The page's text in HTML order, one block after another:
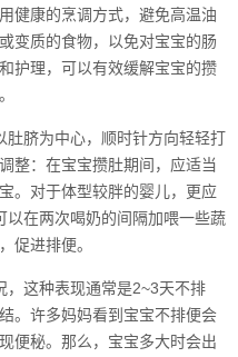
健康的烹调方式，避免高温油
变质的食物，以免对宝宝的肠
护理，可以有效缓解宝宝的攒
脐为中心，顺时针方向轻轻打
整：在宝宝攒肚期间，应适当
。对于体型较胖的婴儿，更应
在两次喝奶的间隔加喂一些蔬
促进排便。
，这种表现通常是2~3天不排
。许多妈妈看到宝宝不排便会
便秘。那么，宝宝多大时会出